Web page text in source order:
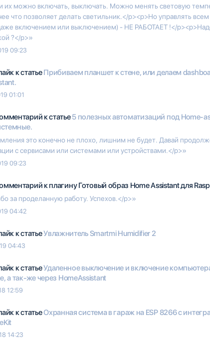
их можно включать, выключать. Можно менять световую
что позволяет делать светильник.</p><p>Но управлять
включением или выключением) - НЕ РАБОТАЕТ !</
?</p>»
09:23
к статьеПрибиваем планшет к стене, или делаем
01:01
к статье5 полезных автоматизаций под Home-
это конечно не плохо, лишним не будет. Давай
с сервисами или системами или устройствами.</p>»
09:23
к плагинуГотовый образ Home Assistant для
за проделанную работу. Успехов.</p>»
04:42
к статьеУвлажнитель Smartmi Humidifier 2
04:43
к статьеУдаленное выключение и включение
а так-же через HomeAssistant
12:59
к статьеОхранная система в гараж на ESP 8266 с
14:23